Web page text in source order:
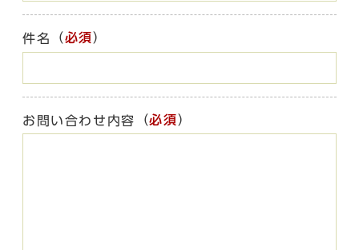
件名 （必須）
お問い合わせ内容 （必須）